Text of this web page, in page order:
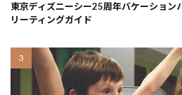
東京ディズニーシー25周年バケーション
リーティングガイド